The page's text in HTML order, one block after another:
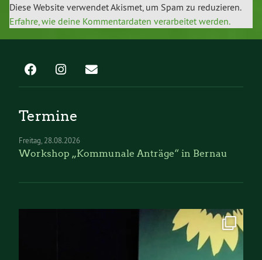
Diese Website verwendet Akismet, um Spam zu reduzieren.
Erfahre, wie deine Kommentardaten verarbeitet werden.
Termine
Freitag 28.08.2026
Workshop „Kommunale Anträge“ in Bernau